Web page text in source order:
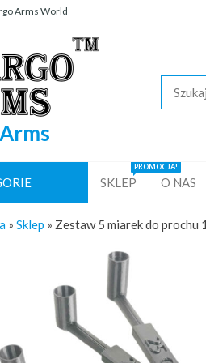
Arms World
SKLEP
PROMOCJA!
O NAS
» Sklep » Zestaw 5 miarek do prochu